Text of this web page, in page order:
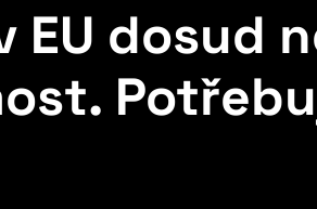
EU dosud